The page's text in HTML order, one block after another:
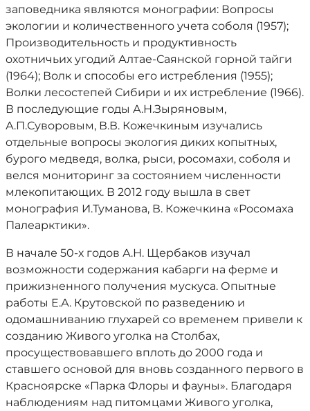
заповедника являются монографии: Вопросы
экологии и количественного учета соболя (1957);
Производительность и продуктивность
охотничьих угодий Алтае-Саянской горной тайги
(1964); Волк и способы его истребления (1955);
Волки лесостепей Сибири и их истребление (1966).
В последующие годы А.Н.Зыряновым,
А.П.Суворовым, В.В. Кожечкиным изучались
отдельные вопросы экология диких копытных,
бурого медведя, волка, рыси, росомахи, соболя и
велся мониторинг за состоянием численности
млекопитающих. В 2012 году вышла в свет
монография И.Туманова, В. Кожечкина «Росомаха
Палеарктики».
В начале 50-х годов А.Н. Щербаков изучал
возможности содержания кабарги на ферме и
прижизненного получения мускуса. Опытные
работы Е.А. Крутовской по разведению и
одомашниванию глухарей со временем привели к
созданию Живого уголка на Столбах,
просуществовавшего вплоть до 2000 года и
ставшего основой для вновь созданного первого в
Красноярске «Парка Флоры и фауны». Благодаря
наблюдениям над питомцами Живого уголка,